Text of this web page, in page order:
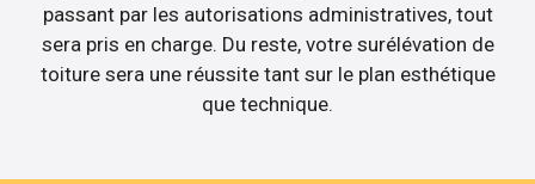
passant par les autorisations administratives, tout
sera pris en charge. Du reste, votre surélévation de
toiture sera une réussite tant sur le plan esthétique
que technique.